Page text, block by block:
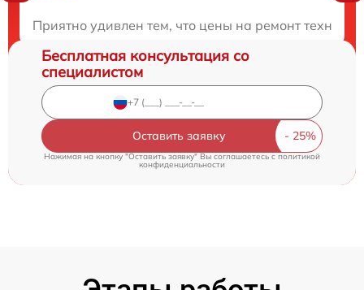
Приятно удивлен тем, что цены на ремонт
Бесплатная консультация со
специалистом
Оставить заявку
Нажимая на кнопку "Оставить заявку" Вы соглашаетесь cполитикой
конфиденциальности